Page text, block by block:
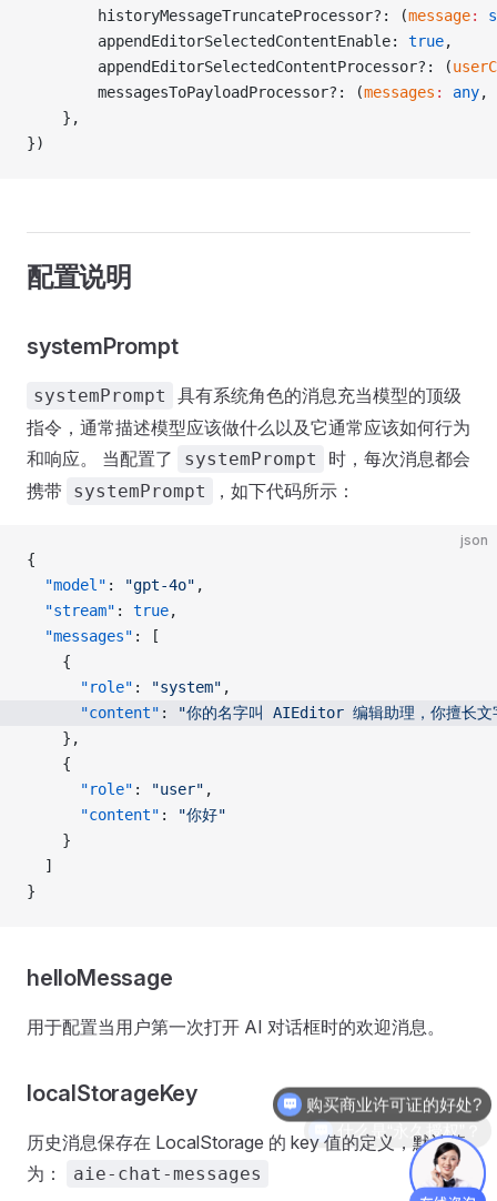
        historyMessageTruncateProcessor?: (
message:
        appendEditorSelectedContentEnable:
true,
        appendEditorSelectedContentProcessor?: (
        messagesToPayloadProcessor?: (
messages : any,
    },
})
配置说明
systemPrompt
systemPrompt
具有系统角色的消息充当模型的顶级
指令，通常描述模型应该做什么以及它通常应该如何行为
和响应。 当配置了
systemPrompt
时，每次消息都会
携带 systemPrompt ，如下代码所示：
json
{
  "model"
: "gpt-4o" ,
  "stream"
: true,
  "messages"
: [
    {
      "role"
: "system" ,
      "content"
:
"你的名字叫 AIEditor 编辑助理，你擅长文
    },
    {
      "role"
: "user" ,
      "content"
:
"你好"
    }
  ]
}
helloMessage
用于配置当用户第一次打开 AI 对话框时的欢迎消息。
localStorageKey
历史消息保存在 LocalStorage 的 key 值的定义，默认值
为：
aie-chat-messages
购买商业许可证的好处?
什么是“永久授权”？